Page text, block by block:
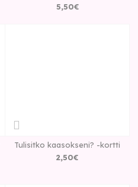
5,50€
Tulisitko kaasokseni? -kortti
2,50€